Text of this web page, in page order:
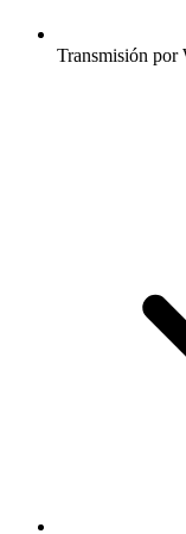
Transmisión